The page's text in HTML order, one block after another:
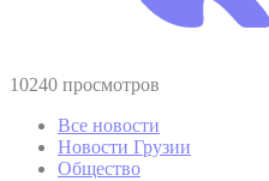
10240 просмотров
Все новости
Новости Грузии
Общество